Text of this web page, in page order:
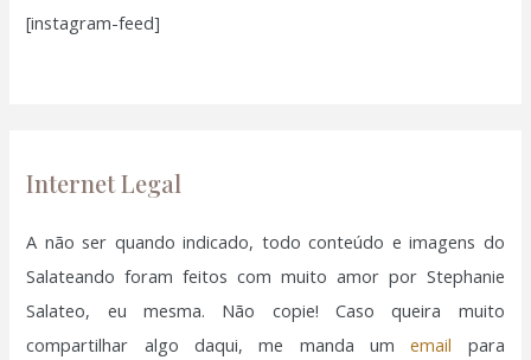
s
r
[instagram-feed]
Internet Legal
A não ser quando indicado, todo conteúdo e imagens do
Salateando foram feitos com muito amor por Stephanie
Salateo, eu mesma. Não copie! Caso queira muito
compartilhar algo daqui, me manda umemail para